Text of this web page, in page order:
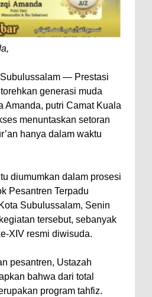
— Prestasi
generasi muda
Amanda, putri Camat Kuala
menuntaskan setoran
hanya dalam waktu
diumumkan dalam prosesi
Pesantren Terpadu
Subulussalam, Senin
tersebut, sebanyak
XIV resmi diwisuda.
pesantren, Ustazah
bahwa dari total
program tahfiz.